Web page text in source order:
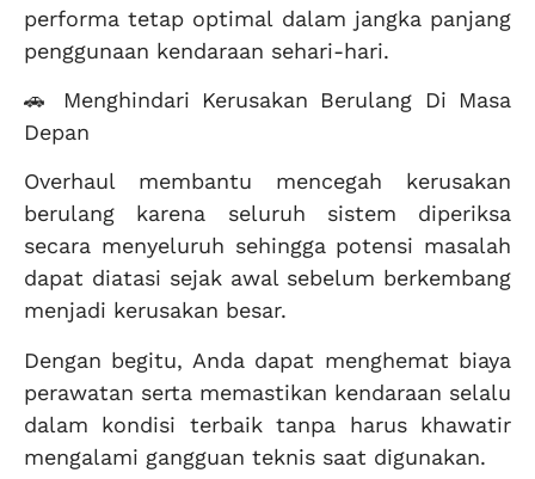
performa tetap optimal dalam jangka panjang
penggunaan kendaraan sehari-hari.
🚗 Menghindari Kerusakan Berulang Di Masa
Depan
Overhaul membantu mencegah kerusakan
berulang karena seluruh sistem diperiksa
secara menyeluruh sehingga potensi masalah
dapat diatasi sejak awal sebelum berkembang
menjadi kerusakan besar.
Dengan begitu, Anda dapat menghemat biaya
perawatan serta memastikan kendaraan selalu
dalam kondisi terbaik tanpa harus khawatir
mengalami gangguan teknis saat digunakan.